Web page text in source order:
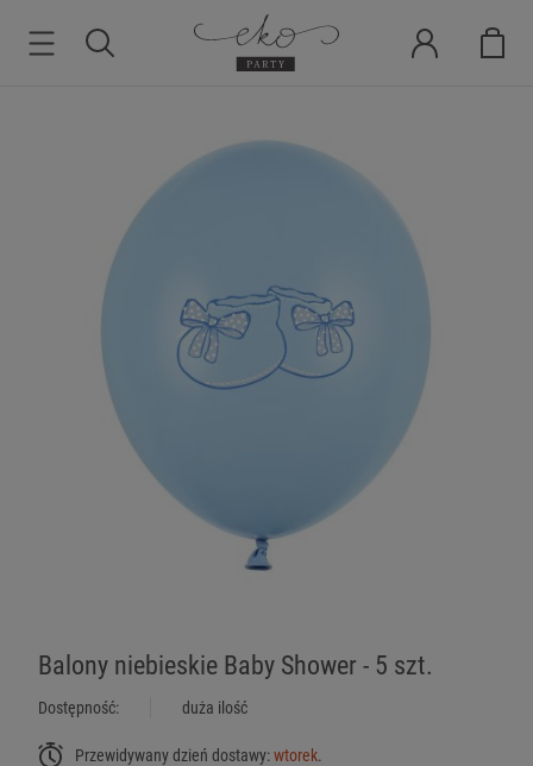
Balony niebieskie Baby Shower - 5 szt.
Dostępność: duża ilość
Przewidywany dzień dostawy:wtorek.